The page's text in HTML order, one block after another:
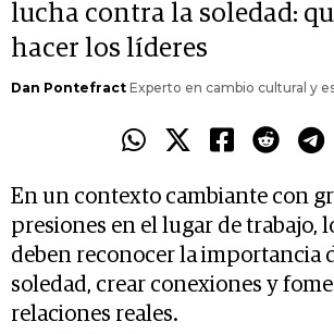
lucha contra la soledad:
hacer los líderes
Dan Pontefract Experto en cambio cultural y
En un contexto cambiante con
presiones en el lugar de trabajo,
deben reconocer la importancia
soledad, crear conexiones y
relaciones reales.